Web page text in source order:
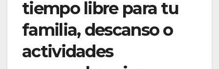
tiempo libre para tu
familia, descanso o
actividades